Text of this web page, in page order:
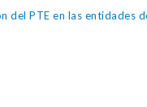
PTE en las entidades